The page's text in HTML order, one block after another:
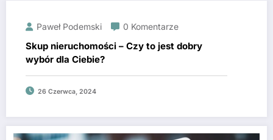
Paweł Podemski 0 Komentarze
Skup nieruchomości – Czy to jest dobry
wybór dla Ciebie?
26 Czerwca, 2024